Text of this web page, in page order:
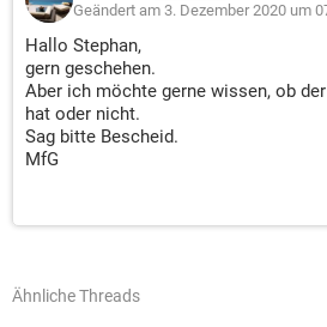
Geändert am 3. Dezember 2020 um
Hallo Stephan,
gern geschehen.
Aber ich möchte gerne wissen, ob
hat oder nicht.
Sag bitte Bescheid.
MfG
Ähnliche Threads